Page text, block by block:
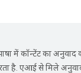
में कॉन्टेंट का
है. एआई से मिले